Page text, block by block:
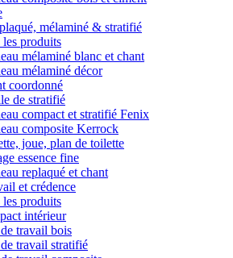
mélaminé & stratifié
les produits
mélaminé blanc et chant
mélaminé décor
coordonné
de stratifié
compact et stratifié Fenix
composite Kerrock
joue, plan de toilette
essence fine
replaqué et chant
et crédence
les produits
intérieur
travail bois
travail stratifié